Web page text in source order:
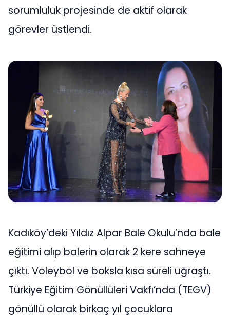
sorumluluk projesinde de aktif olarak
görevler üstlendi.
Kadıköy’deki Yıldız Alpar Bale Okulu’nda bale
eğitimi alıp balerin olarak 2 kere sahneye
çıktı. Voleybol ve boksla kısa süreli uğraştı.
Türkiye Eğitim Gönüllüleri Vakfı’nda (TEGV)
gönüllü olarak birkaç yıl çocuklara